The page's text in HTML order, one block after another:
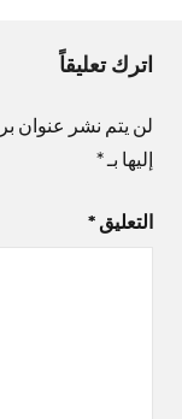
اترك تعليقاً
لن يتم نشر عنوان
إليها بـ*
التعليق *